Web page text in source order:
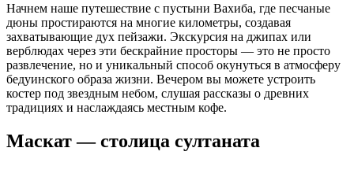
Начнем наше путешествие с пустыни Вахиба, где песчаные
дюны простираются на многие километры, создавая
захватывающие дух пейзажи. Экскурсия на джипах или
верблюдах через эти бескрайние просторы — это не просто
развлечение, но и уникальный способ окунуться в атмосферу
бедуинского образа жизни. Вечером вы можете устроить
костер под звездным небом, слушая рассказы о древних
традициях и наслаждаясь местным кофе.
Маскат — столица султаната